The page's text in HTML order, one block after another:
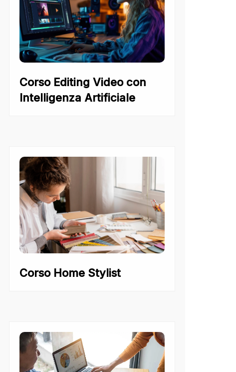
Corso Editing Video con
Intelligenza Artificiale
Corso Home Stylist